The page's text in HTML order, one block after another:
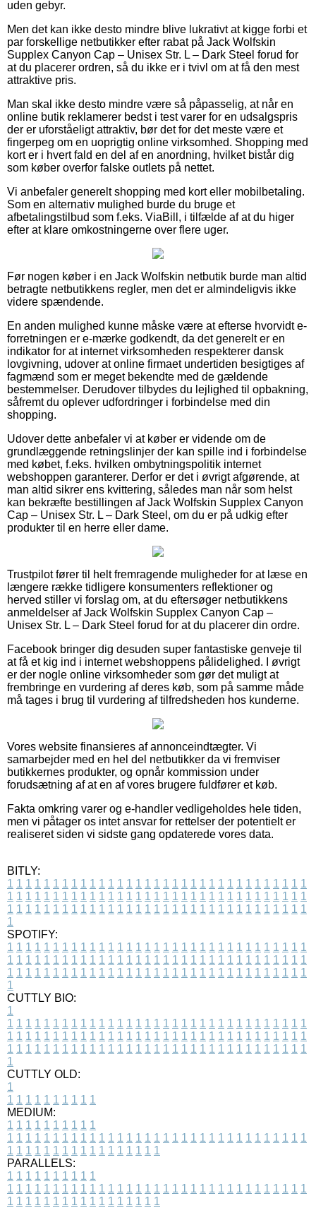
uden gebyr.
Men det kan ikke desto mindre blive lukrativt at kigge forbi et
par forskellige netbutikker efter rabat på Jack Wolfskin
Supplex Canyon Cap – Unisex Str. L – Dark Steel forud for
at du placerer ordren, så du ikke er i tvivl om at få den mest
attraktive pris.
Man skal ikke desto mindre være så påpasselig, at når en
online butik reklamerer bedst i test varer for en udsalgspris
der er uforståeligt attraktiv, bør det for det meste være et
fingerpeg om en uoprigtig online virksomhed. Shopping med
kort er i hvert fald en del af en anordning, hvilket bistår dig
som køber overfor falske outlets på nettet.
Vi anbefaler generelt shopping med kort eller mobilbetaling.
Som en alternativ mulighed burde du bruge et
afbetalingstilbud som f.eks. ViaBill, i tilfælde af at du higer
efter at klare omkostningerne over flere uger.
Før nogen køber i en Jack Wolfskin netbutik burde man altid
betragte netbutikkens regler, men det er almindeligvis ikke
videre spændende.
En anden mulighed kunne måske være at efterse hvorvidt e-
forretningen er e-mærke godkendt, da det generelt er en
indikator for at internet virksomheden respekterer dansk
lovgivning, udover at online firmaet undertiden besigtiges af
fagmænd som er meget bekendte med de gældende
bestemmelser. Derudover tilbydes du lejlighed til opbakning,
såfremt du oplever udfordringer i forbindelse med din
shopping.
Udover dette anbefaler vi at køber er vidende om de
grundlæggende retningslinjer der kan spille ind i forbindelse
med købet, f.eks. hvilken ombytningspolitik internet
webshoppen garanterer. Derfor er det i øvrigt afgørende, at
man altid sikrer ens kvittering, således man når som helst
kan bekræfte bestillingen af Jack Wolfskin Supplex Canyon
Cap – Unisex Str. L – Dark Steel, om du er på udkig efter
produkter til en herre eller dame.
Trustpilot fører til helt fremragende muligheder for at læse en
længere række tidligere konsumenters reflektioner og
herved stiller vi forslag om, at du eftersøger netbutikkens
anmeldelser af Jack Wolfskin Supplex Canyon Cap –
Unisex Str. L – Dark Steel forud for at du placerer din ordre.
Facebook bringer dig desuden super fantastiske genveje til
at få et kig ind i internet webshoppens pålidelighed. I øvrigt
er der nogle online virksomheder som gør det muligt at
frembringe en vurdering af deres køb, som på samme måde
må tages i brug til vurdering af tilfredsheden hos kunderne.
Vores website finansieres af annonceindtægter. Vi
samarbejder med en hel del netbutikker da vi fremviser
butikkernes produkter, og opnår kommission under
forudsætning af at en af vores brugere fuldfører et køb.
Fakta omkring varer og e-handler vedligeholdes hele tiden,
men vi påtager os intet ansvar for rettelser der potentielt er
realiseret siden vi sidste gang opdaterede vores data.
BITLY:
1 1 1 1 1 1 1 1 1 1 1 1 1 1 1 1 1 1 1 1 1 1 1 1 1 1 1 1 1 1 1 1 1
1 1 1 1 1 1 1 1 1 1 1 1 1 1 1 1 1 1 1 1 1 1 1 1 1 1 1 1 1 1 1 1 1
1 1 1 1 1 1 1 1 1 1 1 1 1 1 1 1 1 1 1 1 1 1 1 1 1 1 1 1 1 1 1 1 1
1
SPOTIFY:
1 1 1 1 1 1 1 1 1 1 1 1 1 1 1 1 1 1 1 1 1 1 1 1 1 1 1 1 1 1 1 1 1
1 1 1 1 1 1 1 1 1 1 1 1 1 1 1 1 1 1 1 1 1 1 1 1 1 1 1 1 1 1 1 1 1
1 1 1 1 1 1 1 1 1 1 1 1 1 1 1 1 1 1 1 1 1 1 1 1 1 1 1 1 1 1 1 1 1
1
CUTTLY BIO:
1
1 1 1 1 1 1 1 1 1 1 1 1 1 1 1 1 1 1 1 1 1 1 1 1 1 1 1 1 1 1 1 1 1
1 1 1 1 1 1 1 1 1 1 1 1 1 1 1 1 1 1 1 1 1 1 1 1 1 1 1 1 1 1 1 1 1
1 1 1 1 1 1 1 1 1 1 1 1 1 1 1 1 1 1 1 1 1 1 1 1 1 1 1 1 1 1 1 1 1
1
CUTTLY OLD:
1
1 1 1 1 1 1 1 1 1 1
MEDIUM:
1 1 1 1 1 1 1 1 1 1
1 1 1 1 1 1 1 1 1 1 1 1 1 1 1 1 1 1 1 1 1 1 1 1 1 1 1 1 1 1 1 1 1
1 1 1 1 1 1 1 1 1 1 1 1 1 1 1 1 1
PARALLELS:
1 1 1 1 1 1 1 1 1 1
1 1 1 1 1 1 1 1 1 1 1 1 1 1 1 1 1 1 1 1 1 1 1 1 1 1 1 1 1 1 1 1 1
1 1 1 1 1 1 1 1 1 1 1 1 1 1 1 1 1